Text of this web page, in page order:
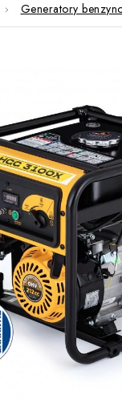
Generatory